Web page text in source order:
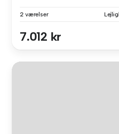
2 værelser
7.012 kr